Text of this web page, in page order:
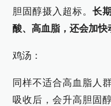
胆固醇摄入超标。 长
酸、高血脂，还会加快
鸡汤：
同样不适合高血脂人
吸收后，会升高胆固